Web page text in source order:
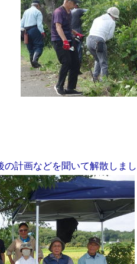
計画などを聞いて解散しま